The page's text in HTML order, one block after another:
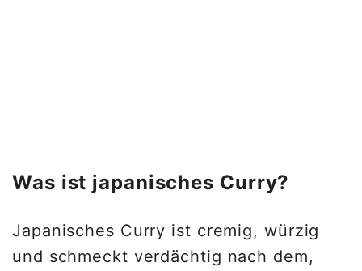
Was ist japanisches Curry?
Japanisches Curry ist cremig, würzig
und schmeckt verdächtig nach dem,